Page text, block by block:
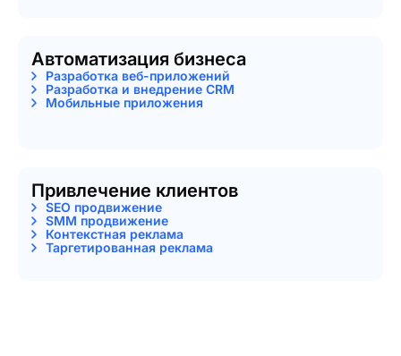
Автоматизация бизнеса
Разработка веб-приложений
Разработка и внедрение CRM
Мобильные приложения
Привлечение клиентов
SEO продвижение
SMM продвижение
Контекстная реклама
Таргетированная реклама